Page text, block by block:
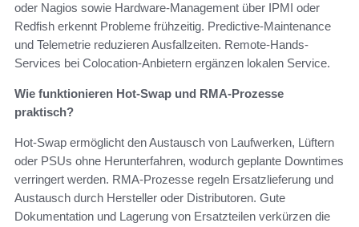
oder Nagios sowie Hardware-Management über IPMI oder
Redfish erkennt Probleme frühzeitig. Predictive-Maintenance
und Telemetrie reduzieren Ausfallzeiten. Remote-Hands-
Services bei Colocation-Anbietern ergänzen lokalen Service.
Wie funktionieren Hot-Swap und RMA-Prozesse
praktisch?
Hot-Swap ermöglicht den Austausch von Laufwerken, Lüftern
oder PSUs ohne Herunterfahren, wodurch geplante Downtimes
verringert werden. RMA-Prozesse regeln Ersatzlieferung und
Austausch durch Hersteller oder Distributoren. Gute
Dokumentation und Lagerung von Ersatzteilen verkürzen die